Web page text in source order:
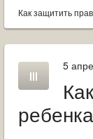
ДУМА
ВЛАСТЬ
ДОКУМЕНТЫ
Как защитить
5
ребенка